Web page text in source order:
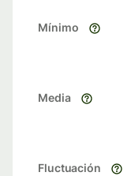
Mínimo
Media
Fluctuación